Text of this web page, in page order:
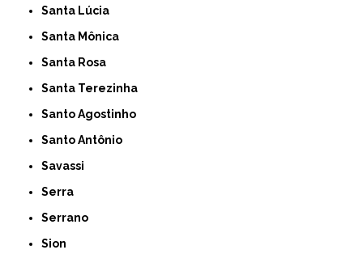
Santa Lúcia
Santa Mônica
Santa Rosa
Santa Terezinha
Santo Agostinho
Santo Antônio
Savassi
Serra
Serrano
Sion